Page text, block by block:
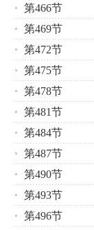
第466节
第469节
第472节
第475节
第478节
第481节
第484节
第487节
第490节
第493节
第496节